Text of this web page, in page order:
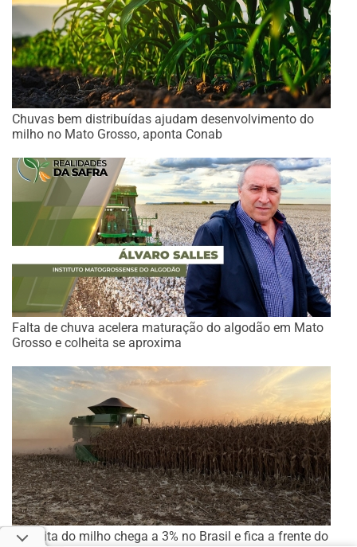
Chuvas bem distribuídas ajudam desenvolvimento do
milho no Mato Grosso, aponta Conab
Falta de chuva acelera maturação do algodão em Mato
Grosso e colheita se aproxima
Colheita do milho chega a 3% no Brasil e fica a frente do